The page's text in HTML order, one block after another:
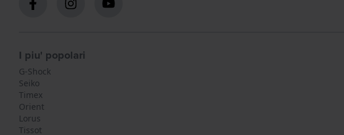
I piu' popolari
G-Shock
Seiko
Timex
Orient
Lorus
Tissot